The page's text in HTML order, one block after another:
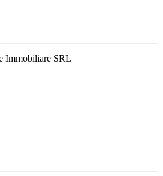
Immobiliare SRL